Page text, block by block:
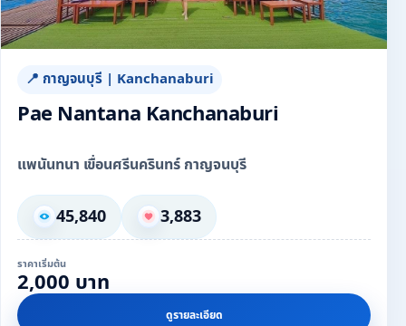
📍 กาญจนบุรี | Kanchanaburi
Pae Nantana Kanchanaburi
แพนันทนา เขื่อนศรีนครินทร์ กาญจนบุรี
45,840 3,883
ราคาเริ่มต้น
2,000 บาท
ดูรายละเอียด